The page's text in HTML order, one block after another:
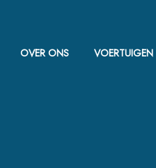
OVER ONS VOERTUIGEN